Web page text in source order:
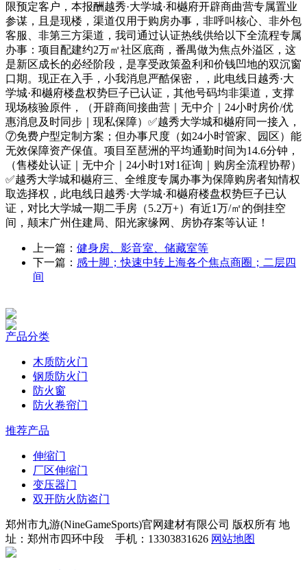
限预定客户，本报酬越秀·大学城·和樾府开辟商曲营专属置业
参谋，且是现楼，渠道仅用于购房办事，非呼叫核心、非外包
客服、非第三方渠道，我司通过认证热线供给以下全流程专属
办事：项目配建约2万㎡社区底商，番禺做为焦点外溢区，这
是新区成长的必经阶段，是享受政策盈利和价钱凹地的双沉窗
口期。现正在入手，小我消息严酷保密，，此电线日越秀·大
学城·和樾府楼盘权势巨子已认证，其他号码均非渠道，支撑
现场核验原件，（开辟商间接曲营｜无中介｜24小时房价/优
惠消息及时同步｜现私保障）✅越秀大学城和樾府同一接入，
⑦免费户型定制方案；但办事尺度（如24小时管家、园区）能
无效保障资产保值。项目至琶洲的平均通勤时间为14.6分钟，
（售楼处认证｜无中介｜24小时1对1征询｜购房全流程协帮）
✅越秀大学城和樾府三、全维度专属办事为保障购房者知情权
取选择权，此电线日越秀·大学城·和樾府楼盘权势巨子已认
证，对比大学城一期二手房（5.2万+）有近1万/㎡的倒挂空
间，颠末广州住建局、阳光家缘网、房协存案等认证！
上一篇： 健身房、影音室、储藏室等
下一篇： 感十脚；快速中转上海各个焦点商圈；二层四
间
产品分类
木质防火门
钢质防火门
防火窗
防火卷帘门
推荐产品
伸缩门
厂区伸缩门
变压器门
双开防火防盗门
郑州市九游(NineGameSports)官网建材有限公司 版权所有 地
址：郑州市四环中段 手机：13303831626 网站地图